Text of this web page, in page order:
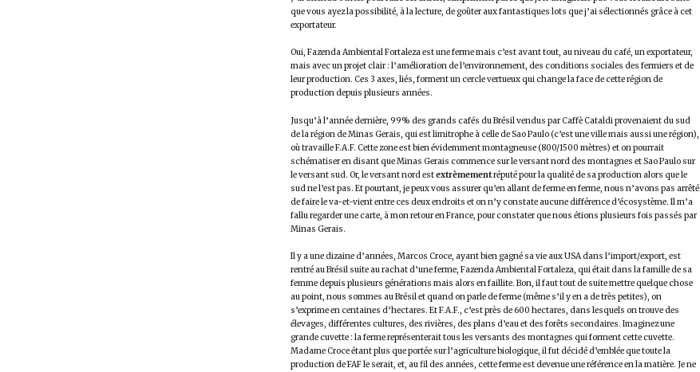
que vous ayez la possibilité, à la lecture, de goûter aux fantastiques lots que j’ai sélectionnés grâce à cet
exportateur.
Oui, Fazenda Ambiental Fortaleza est une ferme mais c’est avant tout, au niveau du café, un exportateur,
mais avec un projet clair : l’amélioration de l’environnement, des conditions sociales des fermiers et de
leur production. Ces 3 axes, liés, forment un cercle vertueux qui change la face de cette région de
production depuis plusieurs années.
Jusqu’à l’année dernière, 99% des grands cafés du Brésil vendus par Caffè Cataldi provenaient du sud
de la région de Minas Gerais, qui est limitrophe à celle de Sao Paulo (c’est une ville mais aussi une région),
où travaille F.A.F. Cette zone est bien évidemment montagneuse (800/1500 mètres) et on pourrait
schématiser en disant que Minas Gerais commence sur le versant nord des montagnes et Sao Paulo sur
le versant sud. Or, le versant nord estextrèmementréputé pour la qualité de sa production alors que le
sud ne l’est pas. Et pourtant, je peux vous assurer qu’en allant de ferme en ferme, nous n’avons pas arrêté
de faire le va-et-vient entre ces deux endroits et on n’y constate aucune différence d’écosystème. Il m’a
fallu regarder une carte, à mon retour en France, pour constater que nous étions plusieurs fois passés par
Minas Gerais.
Il y a une dizaine d’années, Marcos Croce, ayant bien gagné sa vie aux USA dans l’import/export, est
rentré au Brésil suite au rachat d’une ferme, Fazenda Ambiental Fortaleza, qui était dans la famille de sa
femme depuis plusieurs générations mais alors en faillite. Bon, il faut tout de suite mettre quelque chose
au point, nous sommes au Brésil et quand on parle de ferme (même s’il y en a de très petites), on
s’exprime en centaines d’hectares. Et F.A.F., c’est près de 600 hectares, dans lesquels on trouve des
élevages, différentes cultures, des rivières, des plans d’eau et des forêts secondaires. Imaginez une
grande cuvette : la ferme représenterait tous les versants des montagnes qui forment cette cuvette.
Madame Croce étant plus que portée sur l’agriculture biologique, il fut décidé d’emblée que toute la
production de FAF le serait, et, au fil des années, cette ferme est devenue une référence en la matière. Je ne